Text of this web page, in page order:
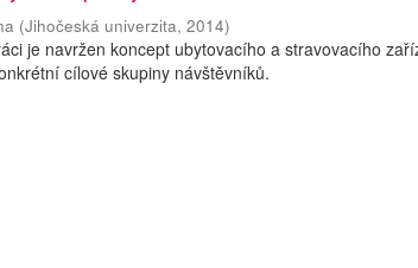
(Jihočeská univerzita,2014)
je navržen koncept ubytovacího a stravovacího
cílové skupiny návštěvníků.